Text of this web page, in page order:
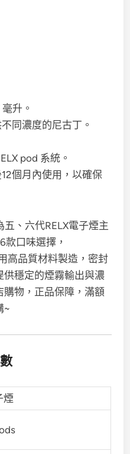
升。
不同濃度的尼古丁。
pod 系統。
12個月內使用，以確保
、六代RELX電子煙主
口味選擇，
高品質材料製造，密封
穩定的煙霧輸出與濃
物，正品保障，滿額
~
煙